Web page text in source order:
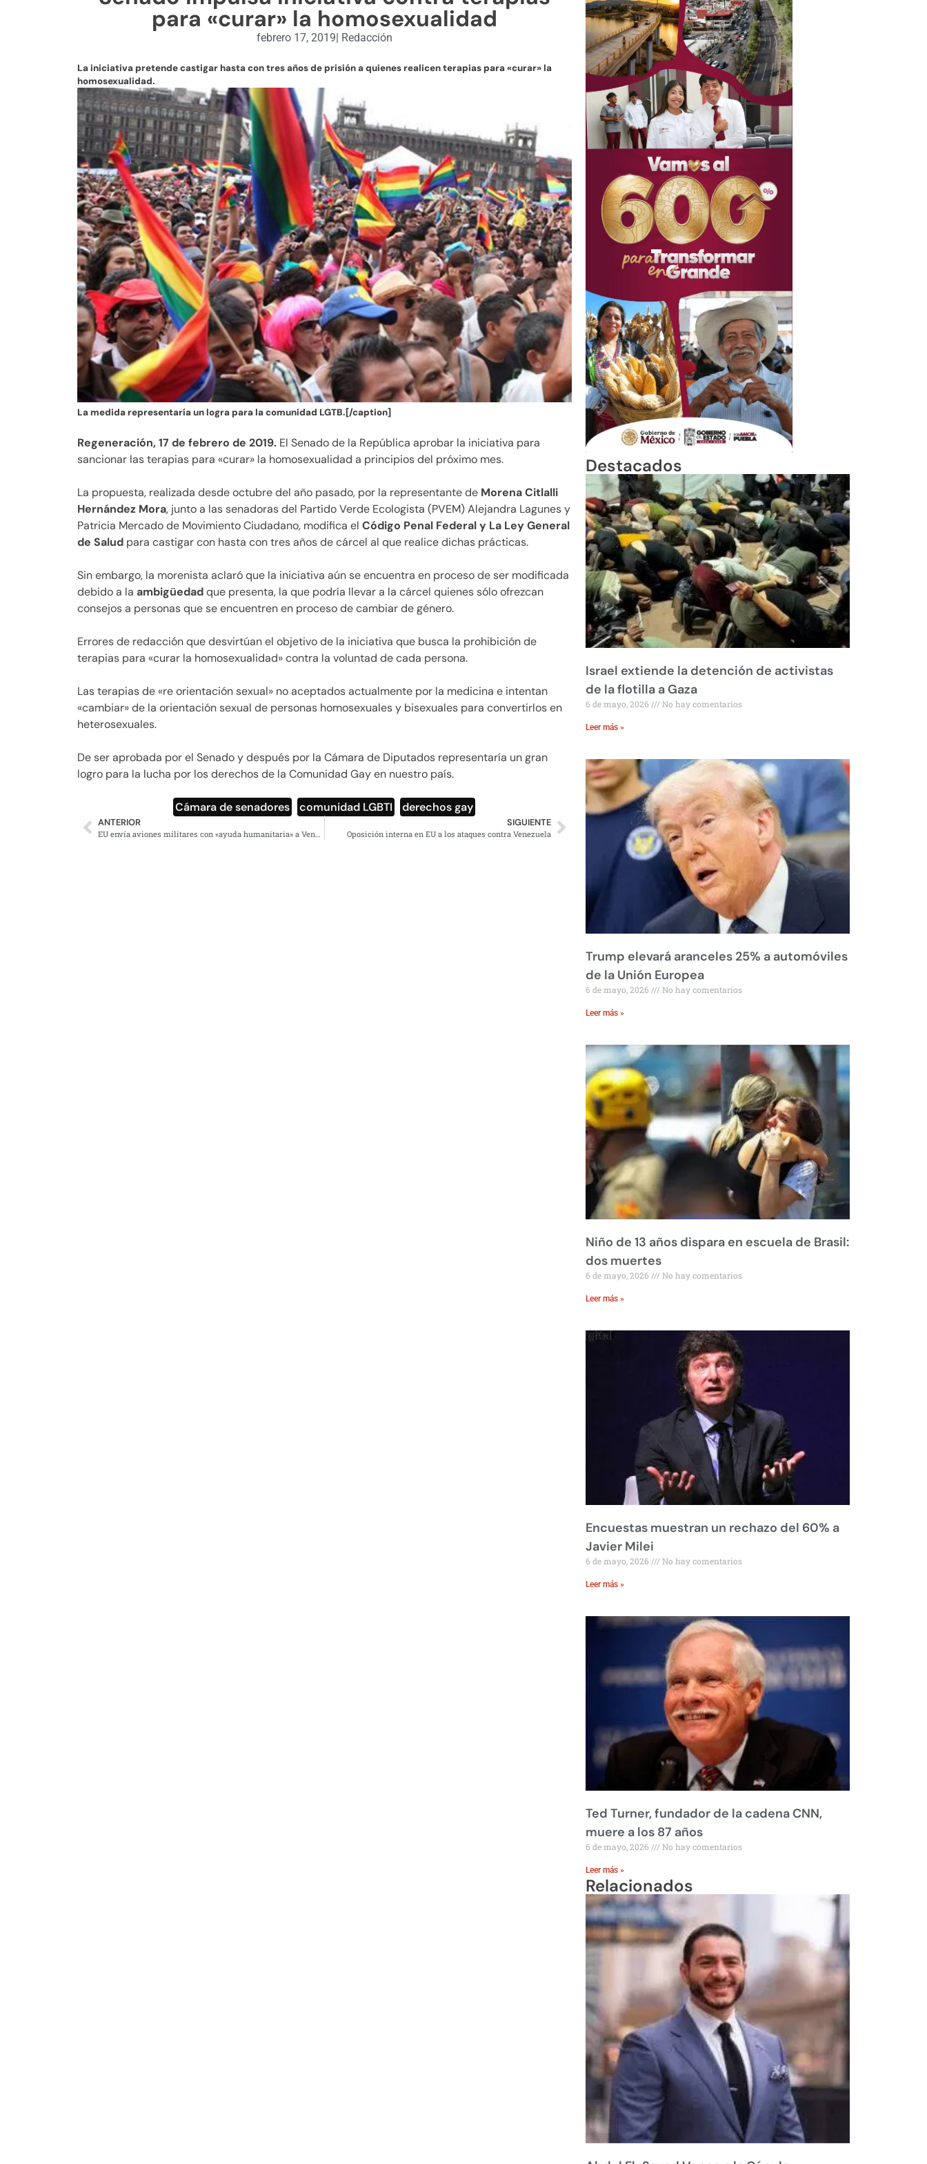
para «curar» la homosexualidad
febrero 17, 2019 Redacción
La iniciativa pretende castigar hasta con tres años de prisión a quienes realicen terapias para «curar» la
homosexualidad.
La medida representaría un logra para la comunidad LGTB.[/caption]
Regeneración, 17 de febrero de 2019. El Senado de la República aprobar la iniciativa para
sancionar las terapias para «curar» la homosexualidad a principios del próximo mes.
La propuesta, realizada desde octubre del año pasado, por la representante de Morena Citlalli
Hernández Mora, junto a las senadoras del Partido Verde Ecologista (PVEM) Alejandra Lagunes y
Patricia Mercado de Movimiento Ciudadano, modifica el Código Penal Federal y La Ley General
de Salud para castigar con hasta con tres años de cárcel al que realice dichas prácticas.
Sin embargo, la morenista aclaró que la iniciativa aún se encuentra en proceso de ser modificada
debido a la ambigüedadque presenta, la que podría llevar a la cárcel quienes sólo ofrezcan
consejos a personas que se encuentren en proceso de cambiar de género.
Errores de redacción que desvirtúan el objetivo de la iniciativa que busca la prohibición de
terapias para «curar la homosexualidad» contra la voluntad de cada persona.
Las terapias de «re orientación sexual» no aceptados actualmente por la medicina e intentan
«cambiar» de la orientación sexual de personas homosexuales y bisexuales para convertirlos en
heterosexuales.
De ser aprobada por el Senado y después por la Cámara de Diputados representaría un gran
logro para la lucha por los derechos de la Comunidad Gay en nuestro país.
Cámara de senadores comunidad LGBTI derechos gay
ANTERIOR SIGUIENTE
Oposición interna en EU a los ataques contra Venezuela
Destacados
Israel extiende la detención de activistas
de la flotilla a Gaza
6 de mayo, 2026 No hay comentarios
Leer más »
Trump elevará aranceles 25% a automóviles
de la Unión Europea
6 de mayo, 2026 No hay comentarios
Leer más »
Niño de 13 años dispara en escuela de Brasil:
dos muertes
6 de mayo, 2026 No hay comentarios
Leer más »
Encuestas muestran un rechazo del 60% a
Javier Milei
6 de mayo, 2026 No hay comentarios
Leer más »
Ted Turner, fundador de la cadena CNN,
muere a los 87 años
6 de mayo, 2026 No hay comentarios
Leer más »
Relacionados